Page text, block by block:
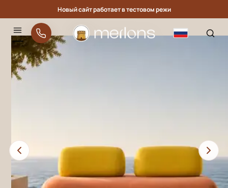
Новый сайт работает в тестовом режи
Русский
Меню
Merlons: премиальная